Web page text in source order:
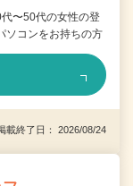
〜50代の女性の登
コンをお持ちの方
終了日： 2026/08/24